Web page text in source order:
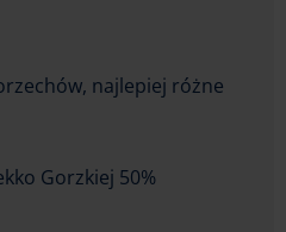
najlepiej różne
Gorzkiej 50%